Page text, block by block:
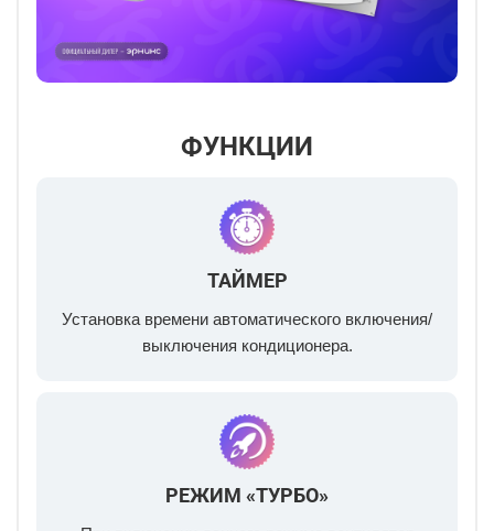
ФУНКЦИИ
ТАЙМЕР
Установка времени автоматического включения/
выключения кондиционера.
РЕЖИМ «ТУРБО»